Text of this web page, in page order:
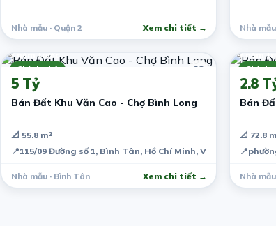
Nhà mẫu · Quận 2 Xem chi tiết → Nhà
Chính chủ
7 năm trước
5 Tỷ
Bán Đất Khu Văn Cao - Chợ Bình Long
📐 55.8 m²
📍115/09 Đường số 1, Bình Tân, Hồ Chí Minh, Việt Nam
Nhà mẫu · Bình Tân Xem chi tiết →
Chính
7 năm
2.8
Bán
📐 72.8
📍
Nhà